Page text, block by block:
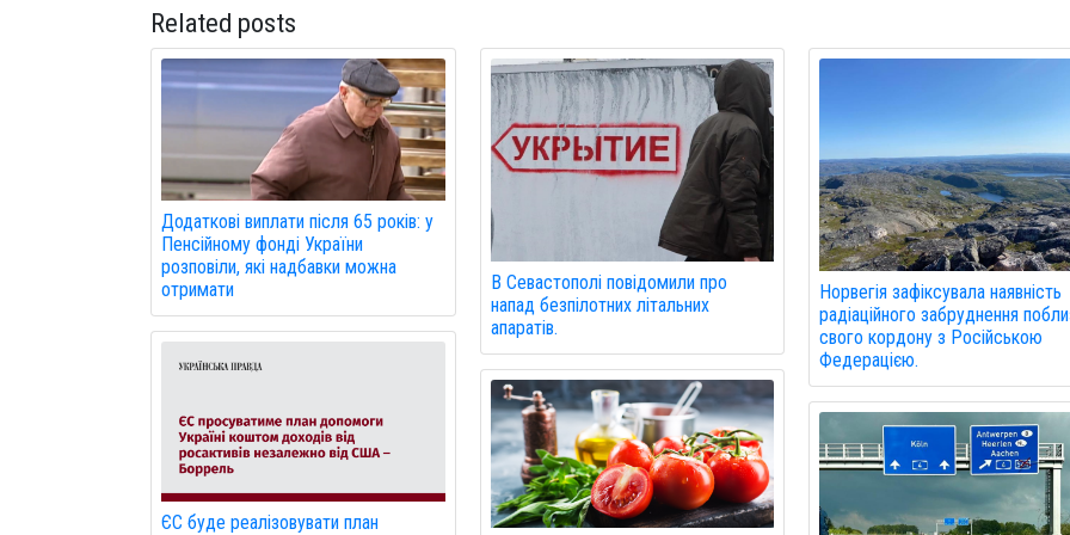
Related posts
Додаткові виплати після 65 років: у
Пенсійному фонді України
розповіли, які надбавки можна
отримати
ЄС буде реалізовувати план
В Севастополі повідомили про
напад безпілотних літальних
апаратів.
Норвегія зафіксувала наявність
радіаційного забруднення
свого кордону з Російською
Федерацією.